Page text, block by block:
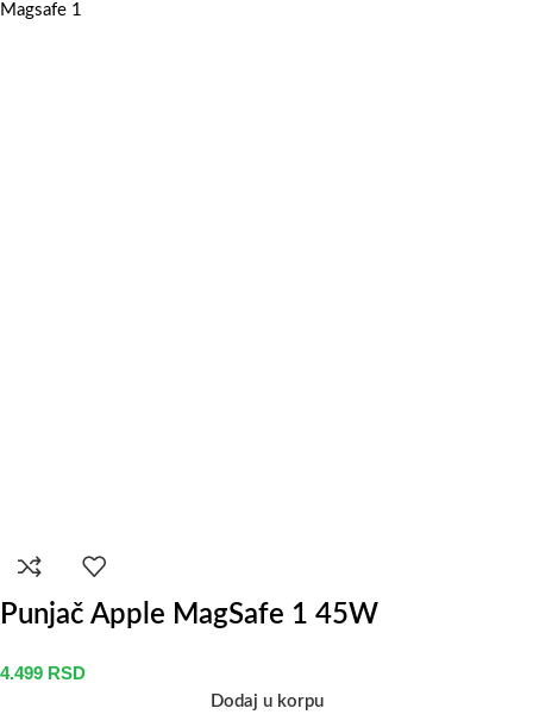
Magsafe 1
Punjač Apple MagSafe 1 45W
4.499 RSD
Dodaj u korpu